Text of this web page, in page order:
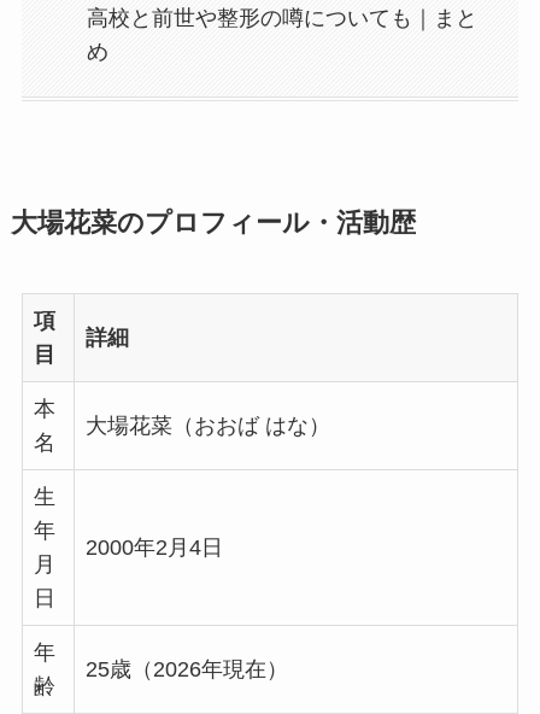
高校と前世や整形の噂についても｜まと
め
大場花菜のプロフィール・活動歴
項
目
詳細
本
名
大場花菜（おおば はな）
生
年
月
日
2000年2月4日
年
齢
25歳（2026年現在）